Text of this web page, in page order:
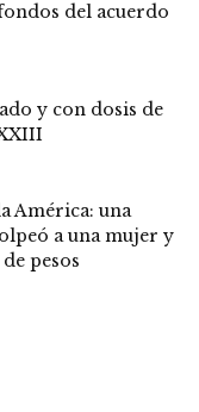
del acuerdo
y con dosis de
América: una
a una mujer y
pesos